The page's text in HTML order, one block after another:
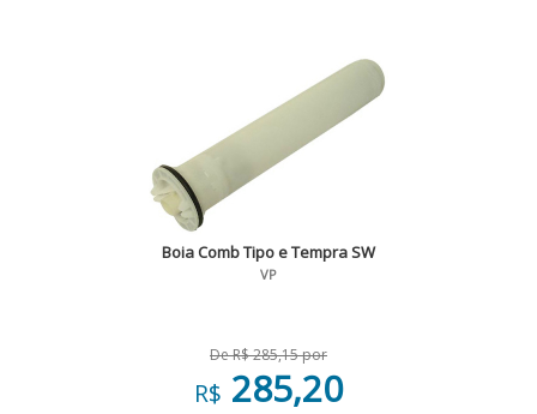
Boia Comb Tipo e Tempra SW
VP
De R$ 285,15 por
R$ 285,20